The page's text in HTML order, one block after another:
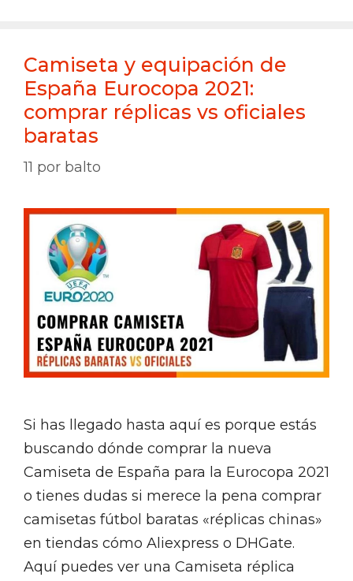
Camiseta y equipación de
España Eurocopa 2021:
comprar réplicas vs oficiales
baratas
11 por balto
Si has llegado hasta aquí es porque estás
buscando dónde comprar la nueva
Camiseta de España para la Eurocopa 2021
o tienes dudas si merece la pena comprar
camisetas fútbol baratas «réplicas chinas»
en tiendas cómo Aliexpress o DHGate.
Aquí puedes ver una Camiseta réplica